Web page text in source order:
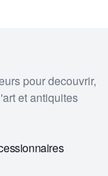
pour decouvrir,
et antiquites